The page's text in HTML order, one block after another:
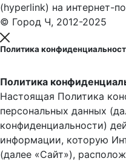
(hyperlink) на интернет-
© Город Ч, 2012-2025
Политика
Политика
Настоящая Политика
персональных данных
конфиденциальности)
информации, которую
(далее «Сайт»),